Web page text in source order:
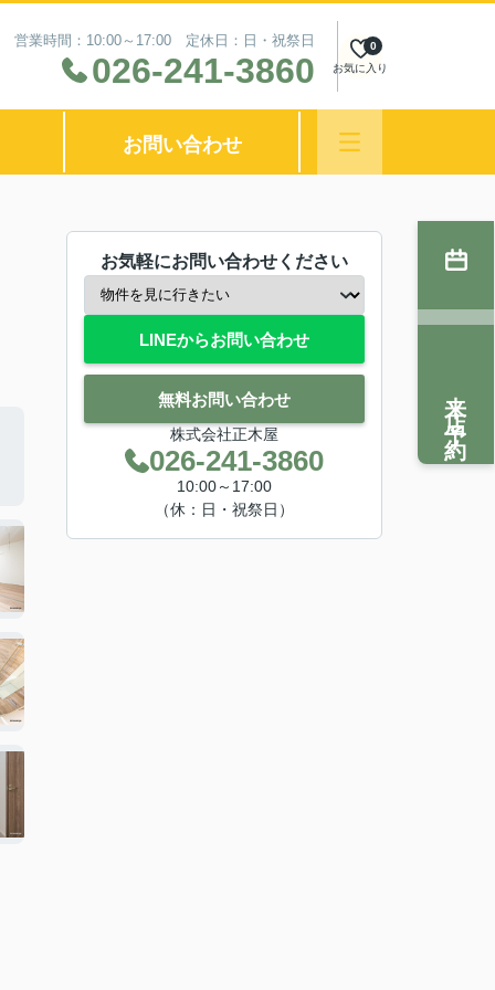
営業時間：10:00～17:00 定休日：日・祝祭日
026-241-3860 お気に入り
0
お問い合わせ
お気軽にお問い合わせください
LINEからお問い合わせ
無料お問い合わせ
株式会社正木屋
026-241-3860
10:00～17:00
（休：日・祝祭日）
来店予約